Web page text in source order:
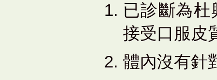
已診斷為
接受口服皮
體內沒有針